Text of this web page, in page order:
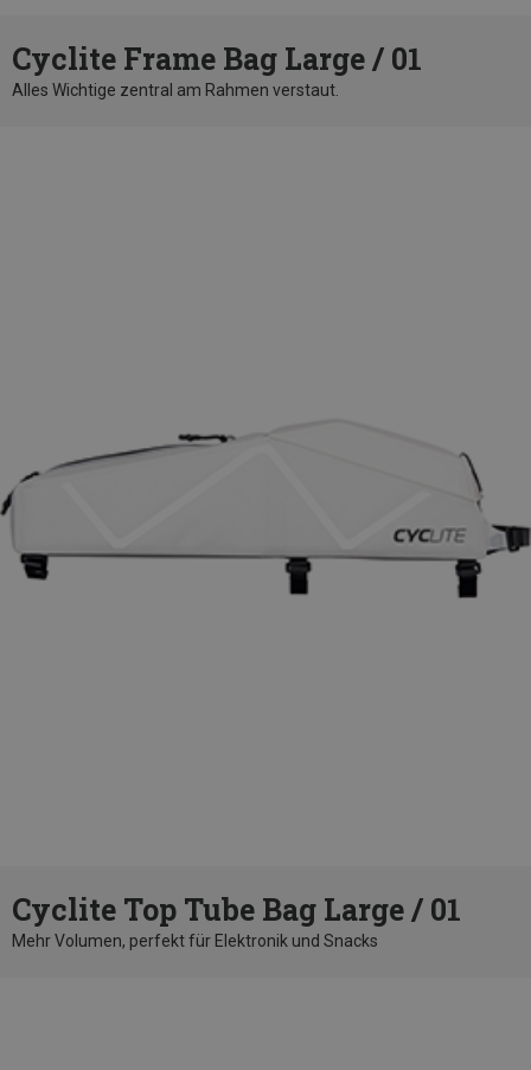
Cyclite Frame Bag Large / 01
Alles Wichtige zentral am Rahmen verstaut.
Cyclite Top Tube Bag Large / 01
Mehr Volumen, perfekt für Elektronik und Snacks